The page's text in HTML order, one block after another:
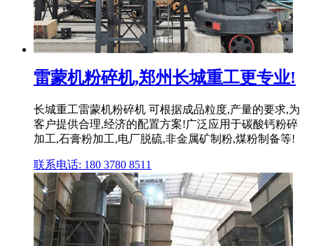
雷蒙机粉碎机,郑州长城重工更专业!
长城重工雷蒙机粉碎机 可根据成品粒度,产量的要求,为
客户提供合理,经济的配置方案!广泛应用于碳酸钙粉碎
加工,石膏粉加工,电厂脱硫,非金属矿制粉,煤粉制备等!
联系电话: 180 3780 8511